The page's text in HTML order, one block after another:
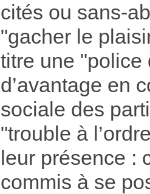
cités ou sans-
"gacher le
titre une "police
d’avantage en
sociale des
"trouble à
leur présence :
commis à se